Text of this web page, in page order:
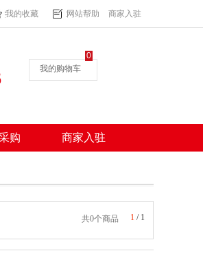
我的收藏 网站帮助 商家入驻
我的购物车
0
购 商家入驻
共0个商品 1 / 1